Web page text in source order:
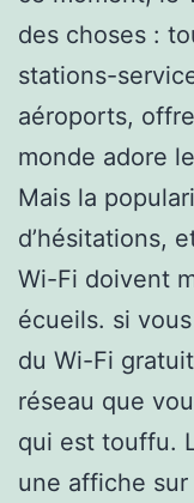
des choses :
stations-
aéroports,
monde adore
Mais la
d’hésitations,
Wi-Fi doivent
écueils. si
du Wi-Fi
réseau que
qui est touffu.
une affiche